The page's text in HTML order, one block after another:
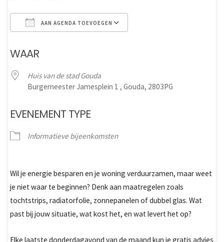
AAN AGENDA TOEVOEGEN
WAAR
Huis van de stad Gouda
Burgemeester Jamesplein 1 , Gouda, 2803PG
EVENEMENT TYPE
Informatieve bijeenkomsten
Wil je energie besparen en je woning verduurzamen, maar weet
je niet waar te beginnen? Denk aan maatregelen zoals
tochtstrips, radiatorfolie, zonnepanelen of dubbel glas. Wat
past bij jouw situatie, wat kost het, en wat levert het op?
Elke laatste donderdagavond van de maand kun je gratis advies